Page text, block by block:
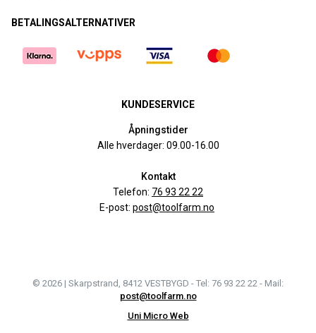
BETALINGSALTERNATIVER
KUNDESERVICE
Åpningstider
Alle hverdager: 09.00-16.00
Kontakt
Telefon: 76 93 22 22
E-post: post@toolfarm.no
© 2026 | Skarpstrand, 8412 VESTBYGD - Tel: 76 93 22 22 - Mail:
post@toolfarm.no
Uni Micro Web